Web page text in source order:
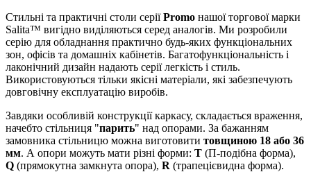
Стильні та практичні столи серіїPromo нашої торгової марки
Salita™ вигідно виділяються серед аналогів. Ми розробили
серію для обладнання практично будь-яких функціональних
зон, офісів та домашніх кабінетів. Багатофункціональність і
лаконічний дизайн надають серії легкість і стиль.
Використовуються тільки якісні матеріали, які забезпечують
довговічну експлуатацію виробів.
Завдяки особливій конструкції каркасу, складається враження,
начебто стільниця "парить" над опорами. За бажанням
замовника стільницю можна виготовити товщиною 18 або 36
мм. А опори можуть мати різні форми: Т (П-подібна форма),
Q (прямокутна замкнута опора), R (трапецієвидна форма).